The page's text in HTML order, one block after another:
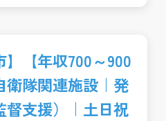
】【年収700～900
衛隊関連施設｜発
督支援）｜土日祝